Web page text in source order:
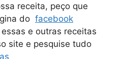
receita, peço que
do facebook
e outras receitas
site e pesquise tudo